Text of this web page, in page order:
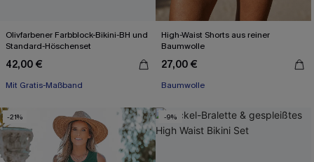
Olivfarbener Farbblock-Bikini-BH und
Standard-Höschenset
42,00 €
Mit Gratis-Maßband
Mit Gratis-Maßband
High-Waist Shorts aus reiner
Baumwolle
27,00 €
Baumwolle
-21% -9%